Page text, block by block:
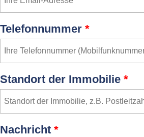
Telefonnummer *
Standort der Immobilie *
Nachricht *